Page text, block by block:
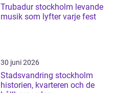
Trubadur stockholm levande
musik som lyfter varje fest
30 juni 2026
Stadsvandring stockholm
historien, kvarteren och de